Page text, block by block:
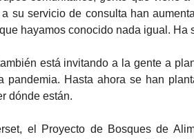
a su servicio de consulta han
hayamos conocido nada igual. Ha
está invitando a la gente a
pandemia. Hasta ahora se han
dónde están.
el Proyecto de Bosques de